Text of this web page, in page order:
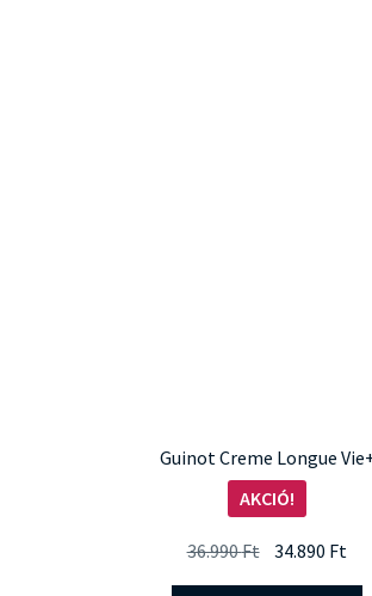
Guinot Creme Longue
AKCIÓ!
36.990Ft Original
price
34.890 Ft